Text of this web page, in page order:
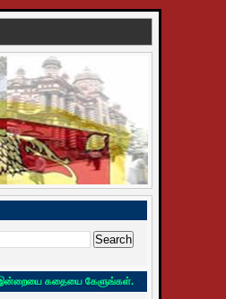
இன்றையை கதையை கேளுங்கள்.